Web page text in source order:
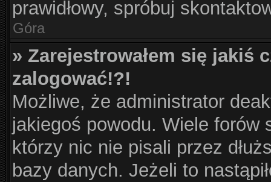
prawidłowy, spróbuj
Góra
» Zarejestrowałem się jakiś
zalogować!?!
Możliwe, że administrator
jakiegoś powodu. Wiele
którzy nic nie pisali przez
bazy danych. Jeżeli to